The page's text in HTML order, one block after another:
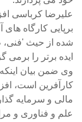
برپایی کارگاه
شده از حیث 'فنی،
ایده برتر را برمی
وی ضمن بیان
کارآفرین است،
مالی و سرمایه
علم و فناوری و